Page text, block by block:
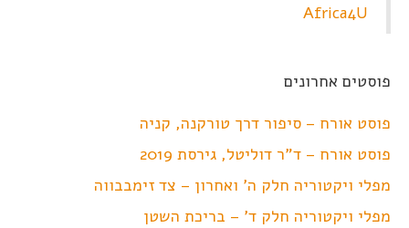
Africa4U
פוסטים אחרונים
פוסט אורח – סיפור דרך טורקנה, קניה
פוסט אורח – ד"ר דוליטל, גירסת 2019
מפלי ויקטוריה חלק ה' ואחרון – צד זימבבווה
מפלי ויקטוריה חלק ד' – בריכת השטן